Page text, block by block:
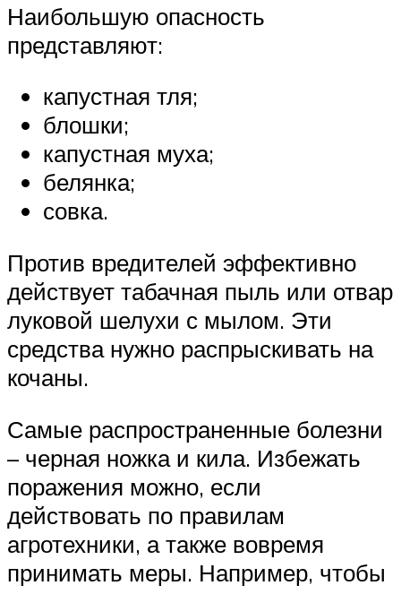
Наибольшую опасность
представляют:
капустная тля;
блошки;
капустная муха;
белянка;
совка.
Против вредителей эффективно
действует табачная пыль или отвар
луковой шелухи с мылом. Эти
средства нужно распрыскивать на
кочаны.
Самые распространенные болезни
– черная ножка и кила. Избежать
поражения можно, если
действовать по правилам
агротехники, а также вовремя
принимать меры. Например, чтобы